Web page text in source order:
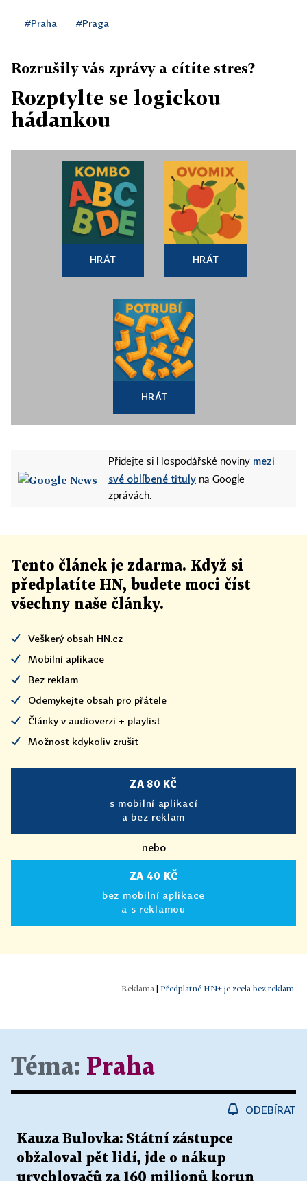
#Praha #Praga
Rozrušily vás zprávy a cítíte stres?
Rozptylte se logickou
hádankou
HRÁT HRÁT
HRÁT
Přidejte si Hospodářské noviny mezi
své oblíbené tituly na Google
zprávách.
Tento článek je zdarma. Když si
předplatíte HN, budete moci číst
všechny naše články.
Veškerý obsah HN.cz
Mobilní aplikace
Bez reklam
Odemykejte obsah pro přátele
Články v audioverzi + playlist
Možnost kdykoliv zrušit
ZA 80 KČ
s mobilní aplikací
a bez reklam
nebo
ZA 40 KČ
bez mobilní aplikace
a s reklamou
Předplatné HN+ je zcela bez reklam.
Téma: Praha
ODEBÍRAT
Kauza Bulovka: Státní zástupce
obžaloval pět lidí, jde o nákup
urychlovačů za 160 milionů korun